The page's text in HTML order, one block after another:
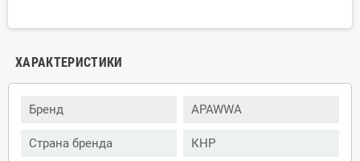
ХАРАКТЕРИСТИКИ
Бренд APAWWA
Страна бренда КНР